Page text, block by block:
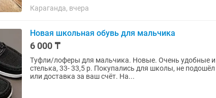
Караганда, вчера
Новая школьная обувь для мальчика
6 000 ₸
Туфли/лоферы для мальчика. Новые. Очень удобные
стелька, 33- 33,5 р. Покупались для школы, не
или доставка за ваш счёт. На...